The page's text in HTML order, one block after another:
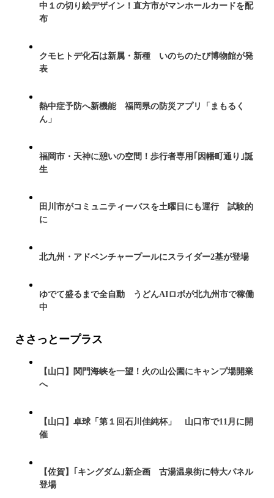
中１の切り絵デザイン！直方市がマンホールカードを配
布
クモヒトデ化石は新属・新種 いのちのたび博物館が発
表
熱中症予防へ新機能 福岡県の防災アプリ「まもるく
ん」
福岡市・天神に憩いの空間！歩行者専用｢因幡町通り｣誕
生
田川市がコミュニティーバスを土曜日にも運行 試験的
に
北九州・アドベンチャープールにスライダー2基が登場
ゆでて盛るまで全自動 うどんAIロボが北九州市で稼働
中
ささっとープラス
【山口】関門海峡を一望！火の山公園にキャンプ場開業
へ
【山口】卓球「第１回石川佳純杯」 山口市で11月に開
催
【佐賀】｢キングダム｣新企画 古湯温泉街に特大パネル
登場